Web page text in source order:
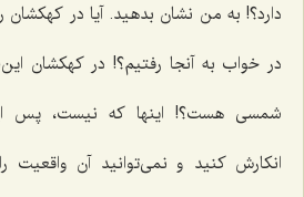
دارد؟! به من نشان بدهید. آیا در
در خواب به آنجا رفتیم؟! در کهکشان
شمسی هست؟! اینها که نیست، پس
انکارش کنید و نمی‌توانید آن واقعیت